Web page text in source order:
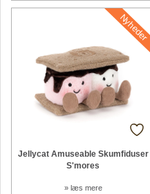
Jellycat Amuseable Skumfiduser
S'mores
» læs mere
Nyheder